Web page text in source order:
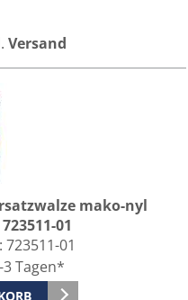
Versand
mako-nyl
01
723511-01
Tagen*